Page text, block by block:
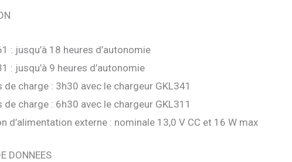
: jusqu’à 18 heures d’autonomie
: jusqu’à 9 heures d’autonomie
de charge : 3h30 avec le chargeur GKL341
de charge : 6h30 avec le chargeur GKL311
d’alimentation externe : nominale 13,0 V CC et 16 W max
DONNEES